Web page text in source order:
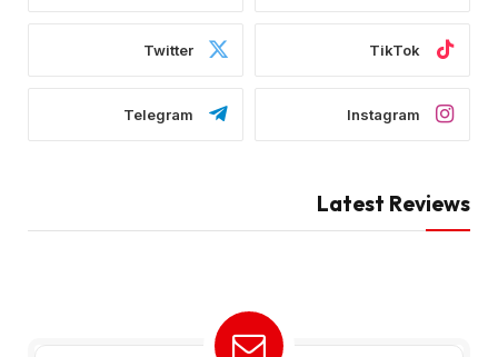
TikTok
Twitter
Instagram
Telegram
Latest Reviews